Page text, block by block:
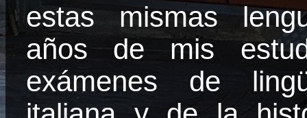
estas mismas
años de mis
exámenes de